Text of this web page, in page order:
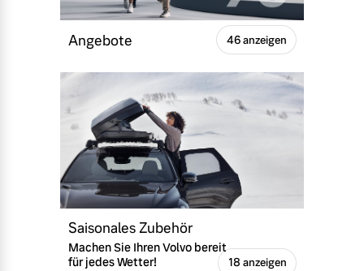
Angebote 46 anzeigen
Saisonales Zubehör
Machen Sie Ihren Volvo bereit
für jedes Wetter!
18 anzeigen